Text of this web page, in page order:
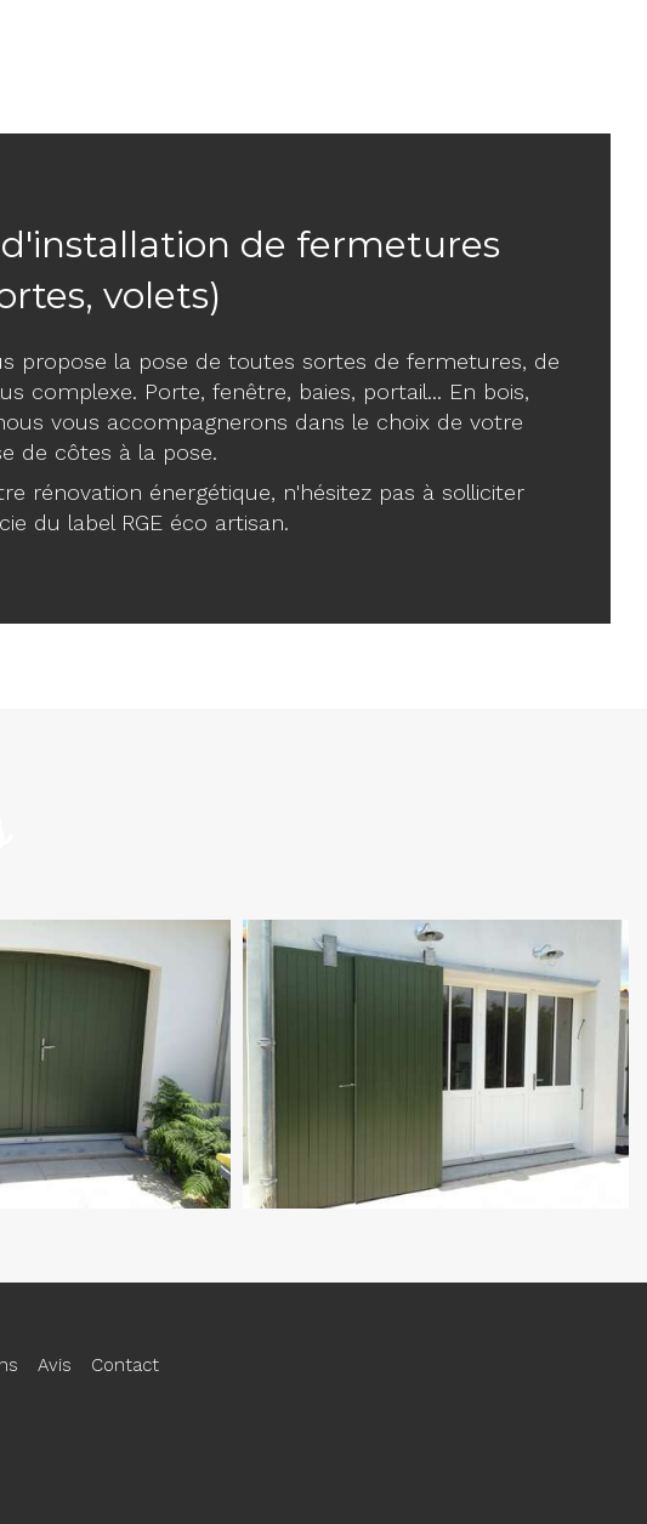
de fermetures
volets)
propose la pose de toutes sortes de fermetures, de
complexe. Porte, fenêtre, baies, portail... En bois,
vous accompagnerons dans le choix de votre
de côtes à la pose.
rénovation énergétique, n'hésitez pas à solliciter
du label RGE éco artisan.
Avis
Contact